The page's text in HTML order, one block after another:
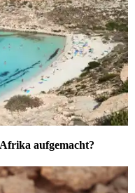
aufgemacht?